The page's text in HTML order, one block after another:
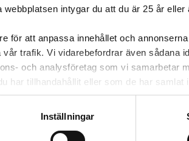
intygar du att du är 25 år eller
för att anpassa innehållet och
trafik. Vi vidarebefordrar även sådana
och analysföretag som vi samarbetar
har tillhandahållit eller som de har samlat
Inställningar
Chokladrulle
Jättegod rulle som alla som har